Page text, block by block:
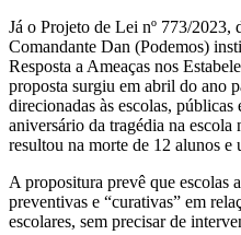
Já o Projeto de Lei nº 773/2023,
Comandante Dan (Podemos)
Resposta a Ameaças nos
proposta surgiu em abril do ano
direcionadas às escolas,
aniversário da tragédia na
resultou na morte de 12 alunos e
A propositura prevê que escolas
preventivas e “curativas” em
escolares, sem precisar de